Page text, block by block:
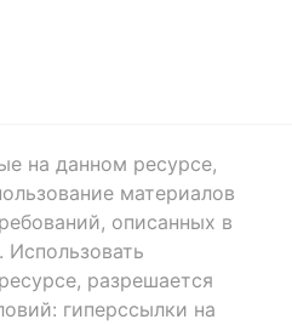
на данном ресурсе,
материалов
описанных в
. Использовать
разрешается
гиперссылки на